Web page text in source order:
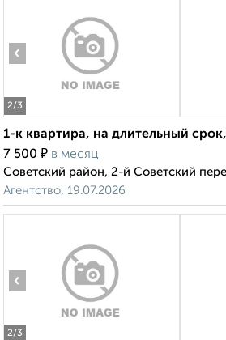
2/3
‹
1-к квартира, на длительный
7 500 ₽ в месяц
Советский район, 2-й Советский
Агентство, 19.07.2026
2/3
‹